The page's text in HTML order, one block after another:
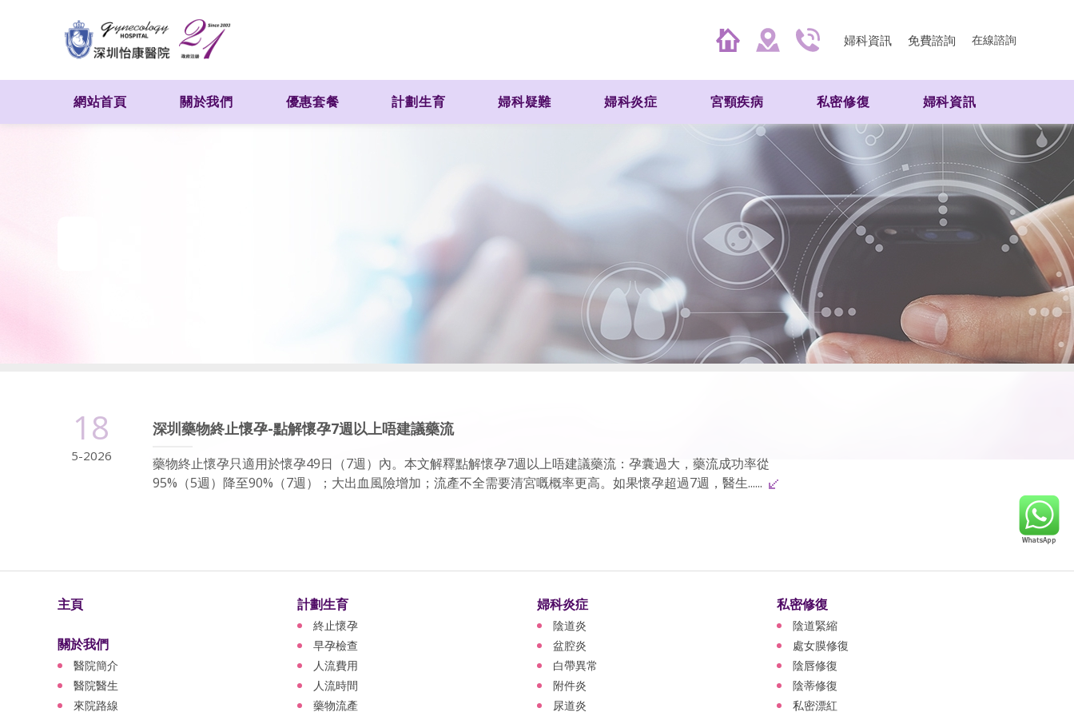
婦科資訊 免費諮詢 在線諮詢
網站首頁 關於我們 優惠套餐 計劃生育 婦科疑難 婦科炎症 宮頸疾病 私密修復 婦科資訊
18
5-2026
深圳藥物終止懷孕-點解懷孕7週以上唔建議藥流
藥物終止懷孕只適用於懷孕49日（7週）內。本文解釋點解懷孕7週以上唔建議藥流：孕囊過大，藥流成功率從
95%（5週）降至90%（7週）；大出血風險增加；流產不全需要清宮嘅概率更高。如果懷孕超過7週，醫生......
主頁
關於我們
醫院簡介
醫院醫生
來院路線
計劃生育
終止懷孕
早孕檢查
人流費用
人流時間
藥物流產
婦科炎症
陰道炎
盆腔炎
白帶異常
附件炎
尿道炎
私密修復
陰道緊縮
處女膜修復
陰唇修復
陰蒂修復
私密漂紅